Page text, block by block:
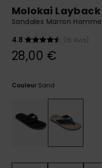
plus rapide
à votre
Démarrer
aux
les plus
fréquentes
contact.
Molokai Layback
Sandales Marron Homme
4.8
(15 Avis)
28,00 €
Couleur Sand